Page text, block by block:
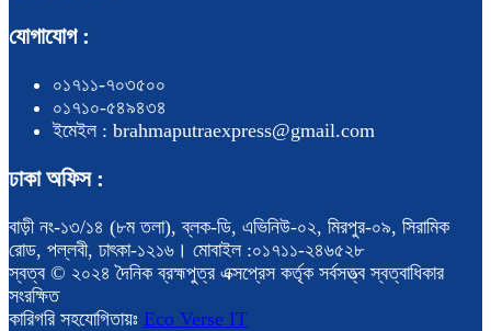
যোগাযোগ :
০১৭১১-৭০৩৫০০
০১৭১০-৫৪৯৪৩৪
ইমেইল : brahmaputraexpress@gmail.com
ঢাকা অফিস :
বাড়ী নং-১৩/১৪ (৮ম তলা), ব্লক-ডি, এভিনিউ-০২, মিরপুর-০৯, সিরামিক
রোড, পল্লবী, ঢাৎকা-১২১৬। মোবাইল :০১৭১১-২৪৬৫২৮
স্বত্ব © ২০২৪ দৈনিক ব্রহ্মপুত্র এক্সপ্রেস কর্তৃক সর্বসত্ত্ব স্বত্বাধিকার
সংরক্ষিত
কারিগরি সহযোগিতায়ঃ Eco Verse IT